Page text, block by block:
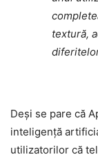
textură,
Deși se pare că
inteligență
utilizatorilor că